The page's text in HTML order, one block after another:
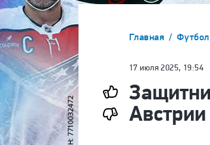
Главная Футбол
17 июля 2025, 19:54